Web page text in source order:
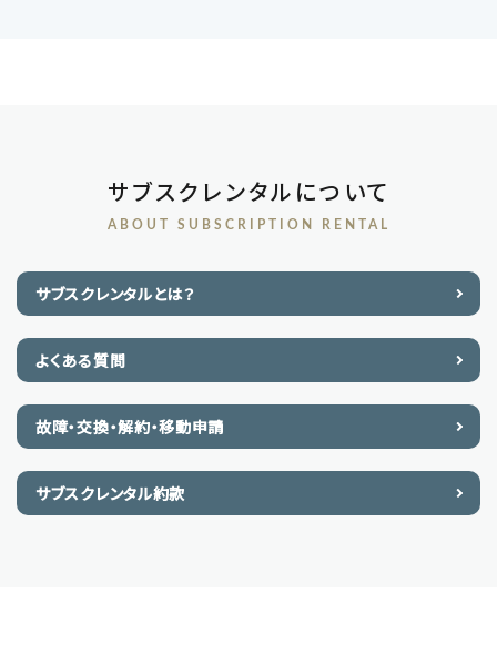
サブスクレンタルについて
ABOUT SUBSCRIPTION RENTAL
サブスクレンタルとは？
よくある質問
故障・交換・解約・移動申請
サブスクレンタル約款